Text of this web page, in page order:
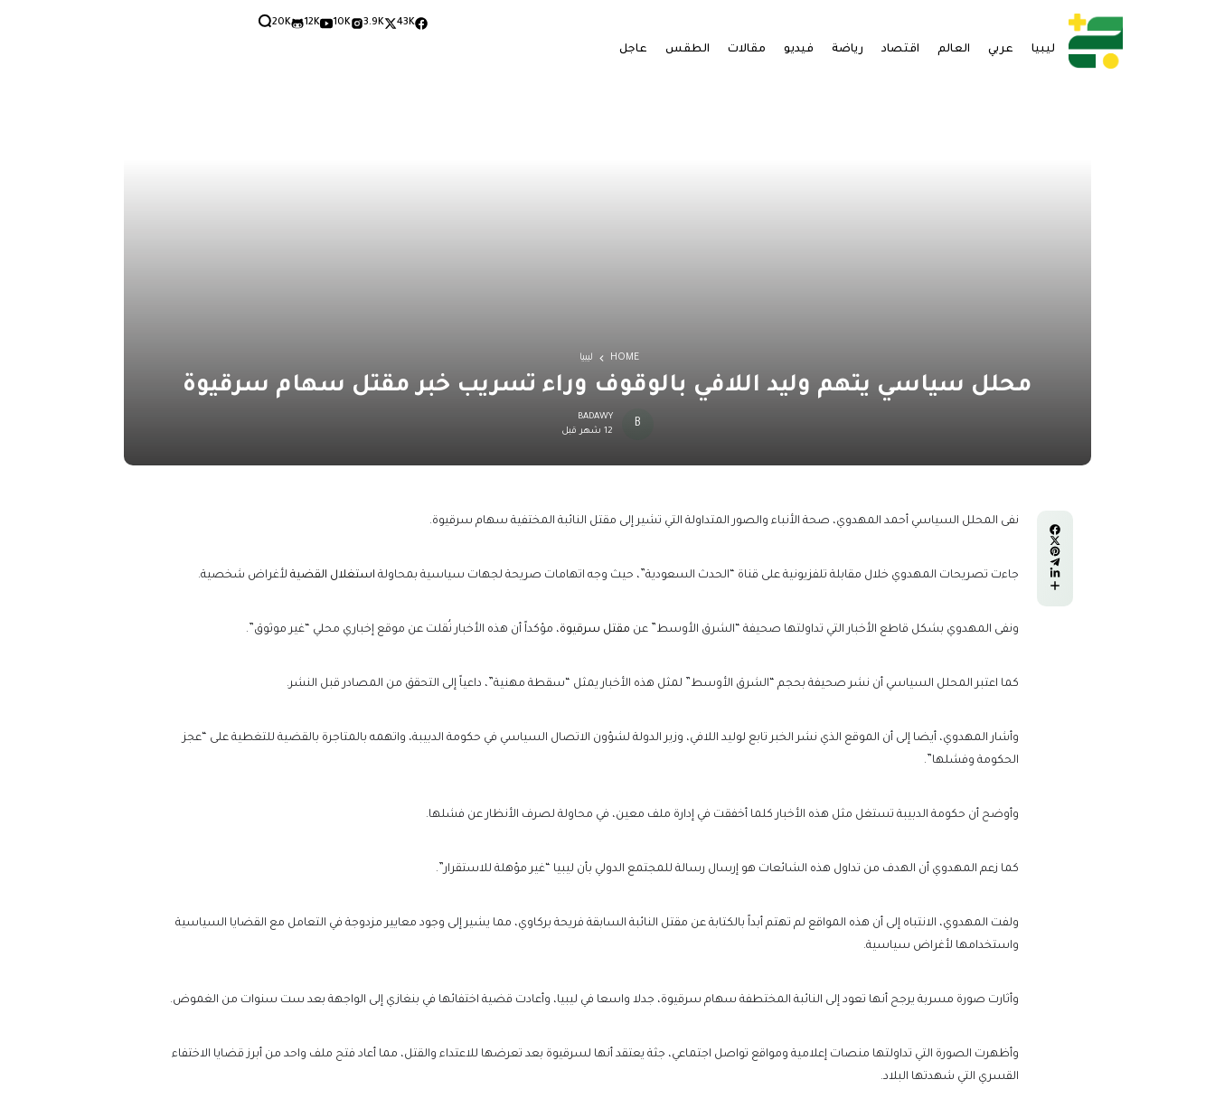
ليبيا عربي العالم اقتصاد رياضة فيديو مقالات الطقس عاجل
43K
3.9K
10K
12K
20K
HOME ليبيا
محلل سياسي يتهم وليد اللافي بالوقوف وراء تسريب خبر مقتل سهام سرقيوة
BADAWY
12 شهر قبل
نفى المحلل السياسي أحمد المهدوي، صحة الأنباء والصور المتداولة التي تشير إلى مقتل النائبة المختفية سهام سرقيوة.
جاءت تصريحات المهدوي خلال مقابلة تلفزيونية على قناة “الحدث السعودية”، حيث وجه اتهامات صريحة لجهات سياسية بمحاولة استغلال القضية لأغراض شخصية.
ونفى المهدوي بشكل قاطع الأخبار التي تداولتها صحيفة “الشرق الأوسط” عن مقتل سرقيوة، مؤكداً أن هذه الأخبار نُقلت عن موقع إخباري محلي “غير موثوق”.
كما اعتبر المحلل السياسي أن نشر صحيفة بحجم “الشرق الأوسط” لمثل هذه الأخبار يمثل “سقطة مهنية”، داعياً إلى التحقق من المصادر قبل النشر.
وأشار المهدوي، أيضا إلى أن الموقع الذي نشر الخبر تابع لوليد اللافي، وزير الدولة لشؤون الاتصال السياسي في حكومة الدبيبة، واتهمه بالمتاجرة بالقضية للتغطية على “عجز
الحكومة وفشلها”.
وأوضح أن حكومة الدبيبة تستغل مثل هذه الأخبار كلما أخفقت في إدارة ملف معين، في محاولة لصرف الأنظار عن فشلها.
كما زعم المهدوي أن الهدف من تداول هذه الشائعات هو إرسال رسالة للمجتمع الدولي بأن ليبيا “غير مؤهلة للاستقرار”.
ولفت المهدوي، الانتباه إلى أن هذه المواقع لم تهتم أبداً بالكتابة عن مقتل النائبة السابقة فريحة بركاوي، مما يشير إلى وجود معايير مزدوجة في التعامل مع القضايا السياسية
واستخدامها لأغراض سياسية.
وأثارت صورة مسربة يرجح أنها تعود إلى النائبة المختطفة سهام سرقيوة، جدلا واسعا في ليبيا، وأعادت قضية اختفائها في بنغازي إلى الواجهة بعد ست سنوات من الغموض.
وأظهرت الصورة التي تداولتها منصات إعلامية ومواقع تواصل اجتماعي، جثة يعتقد أنها لسرقيوة بعد تعرضها للاعتداء والقتل، مما أعاد فتح ملف واحد من أبرز قضايا الاختفاء
القسري التي شهدتها البلاد.